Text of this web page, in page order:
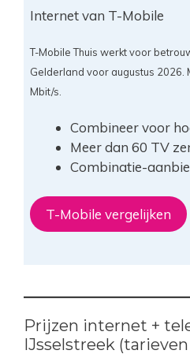
Internet van T-Mobile
T-Mobile Thuis werkt voor
Gelderland voor augustus 2026.
Mbit/s.
Combineer voor
Meer dan 60 TV
Combinatie-
T-Mobile vergelijken
Prijzen internet +
IJsselstreek